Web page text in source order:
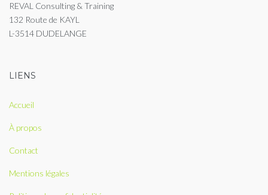
REVAL Consulting & Training
132 Route de KAYL
L-3514 DUDELANGE
LIENS
Accueil
À propos
Contact
Mentions légales